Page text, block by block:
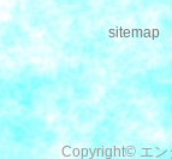
sitemap
Copyright© エン